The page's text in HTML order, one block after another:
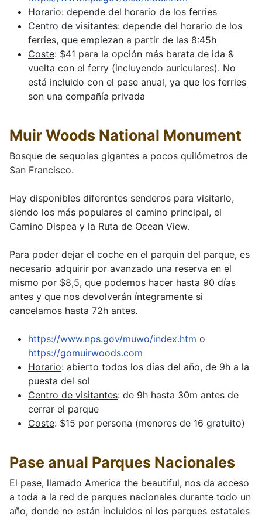
Horario: depende del horario de los ferries
Centro de visitantes: depende del horario de los
ferries, que empiezan a partir de las 8:45h
Coste: $41 para la opción más barata de ida &
vuelta con el ferry (incluyendo auriculares). No
está incluido con el pase anual, ya que los ferries
son una compañía privada
Muir Woods National Monument
Bosque de sequoias gigantes a pocos quilómetros de
San Francisco.
Hay disponibles diferentes senderos para visitarlo,
siendo los más populares el camino principal, el
Camino Dispea y la Ruta de Ocean View.
Para poder dejar el coche en el parquin del parque, es
necesario adquirir por avanzado una reserva en el
mismo por $8,5, que podemos hacer hasta 90 días
antes y que nos devolverán íntegramente si
cancelamos hasta 72h antes.
https://www.nps.gov/muwo/index.htm o
https://gomuirwoods.com
Horario: abierto todos los días del año, de 9h a la
puesta del sol
Centro de visitantes: de 9h hasta 30m antes de
cerrar el parque
Coste: $15 por persona (menores de 16 gratuito)
Pase anual Parques Nacionales
El pase, llamado America the beautiful, nos da acceso
a toda a la red de parques nacionales durante todo un
año, donde no están incluidos ni los parques estatales